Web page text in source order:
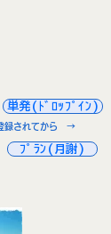
予約は →
登録されてから →
単発(ﾄﾞﾛｯﾌﾟｲﾝ)
ﾌﾟﾗﾝ(月謝)